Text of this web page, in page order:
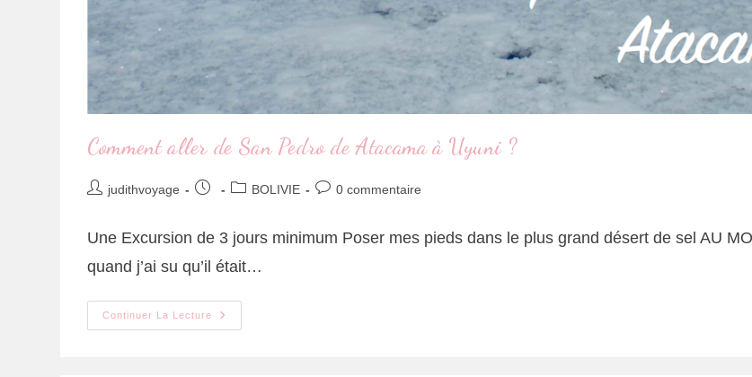
Comment aller de San Pedro de Atacama à Uyuni ?
judithvoyage BOLIVIE 0 commentaire
Une Excursion de 3 jours minimum Poser mes pieds dans le plus grand désert de sel AU
quand j’ai su qu’il était…
Continuer La Lecture